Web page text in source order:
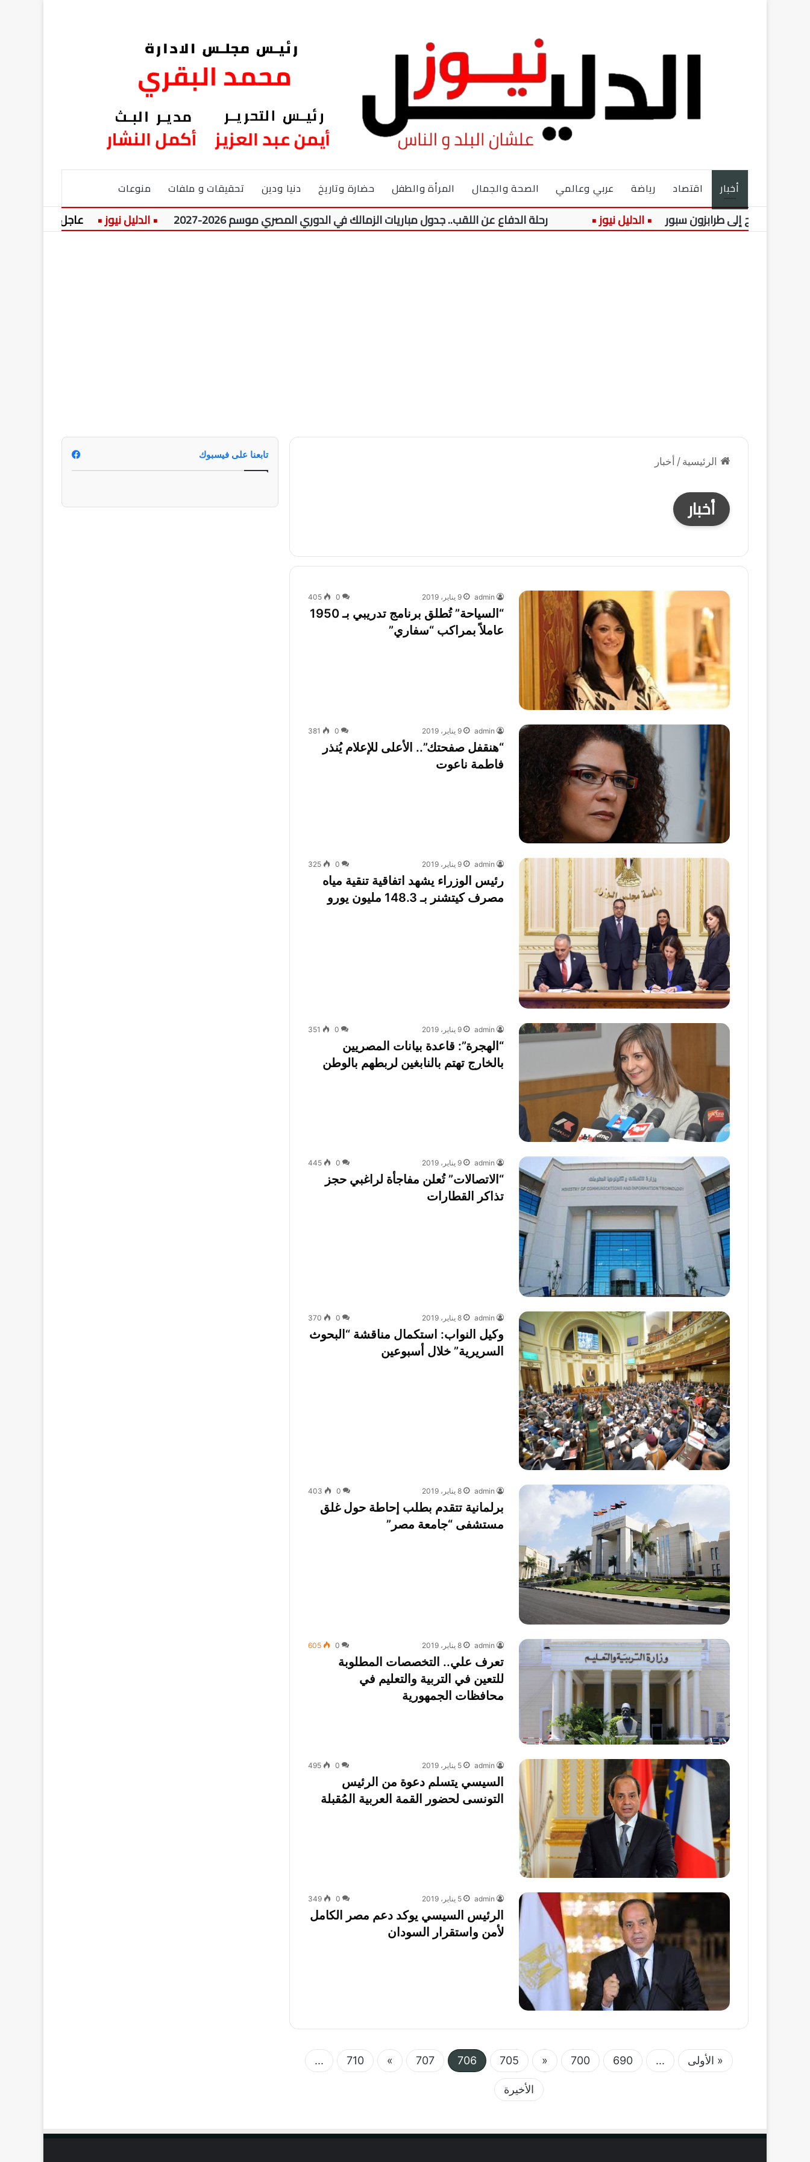
أخبار اقتصاد رياضة عربي وعالمي الصحة والجمال المرأة والطفل حضارة وتاريخ دنيا ودين تحقيقات و ملفات منوعات
صلاح إلى طرابزون سبور رحلة الدفاع عن اللقب.. جدول مباريات الزمالك في الدوري المصري موسم 2026-2027 عاجل:
الرئيسية / أخبار
أخبار
admin 9 يناير، 2019 0
405
“السياحة” تُطلق برنامج تدريبي بـ 1950
عاملاً بمراكب “سفاري”
admin 9 يناير، 2019 0
381
“هنقفل صفحتك”.. الأعلى للإعلام يُنذر
فاطمة ناعوت
admin 9 يناير، 2019 0
325
رئيس الوزراء يشهد اتفاقية تنقية مياه
مصرف كيتشنر بـ 148.3 مليون يورو
admin 9 يناير، 2019 0
351
“الهجرة”: قاعدة بيانات المصريين
بالخارج تهتم بالنابغين لربطهم بالوطن
admin 9 يناير، 2019 0
445
“الاتصالات” تُعلن مفاجأة لراغبي حجز
تذاكر القطارات
admin 8 يناير، 2019 0
370
وكيل النواب: استكمال مناقشة “البحوث
السريرية” خلال أسبوعين
admin 8 يناير، 2019 0
403
برلمانية تتقدم بطلب إحاطة حول غلق
مستشفى “جامعة مصر”
admin 8 يناير، 2019 0
605
تعرف علي.. التخصصات المطلوبة
للتعين في التربية والتعليم في
محافظات الجمهورية
admin 5 يناير، 2019 0
495
السيسي يتسلم دعوة من الرئيس
التونسى لحضور القمة العربية المُقبلة
admin 5 يناير، 2019 0
349
الرئيس السيسي يوكد دعم مصر الكامل
لأمن واستقرار السودان
« الأولى ...
690
700
«
705
706
707
»
710
...
الأخيرة
تابعنا على فيسبوك